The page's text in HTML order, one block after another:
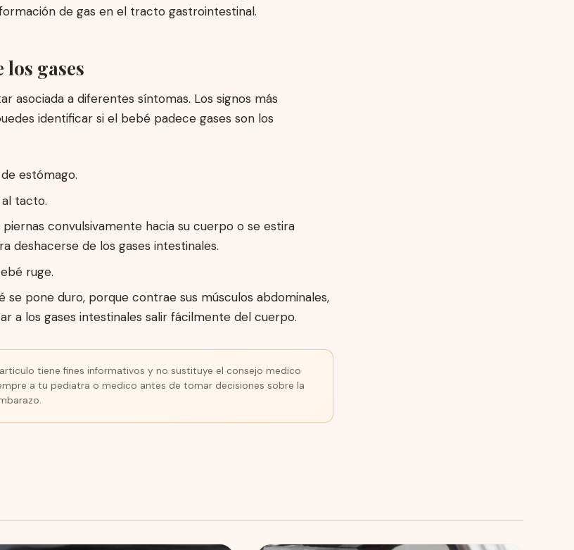
de gas en el tracto gastrointestinal.
los gases
asociada a diferentes síntomas. Los signos más
identificar si el bebé padece gases son los
estómago.
tacto.
piernas convulsivamente hacia su cuerpo o se estira
deshacerse de los gases intestinales.
ruge.
se pone duro, porque contrae sus músculos abdominales,
a los gases intestinales salir fácilmente del cuerpo.
tiene fines informativos y no sustituye el consejo medico
a tu pediatra o medico antes de tomar decisiones sobre la